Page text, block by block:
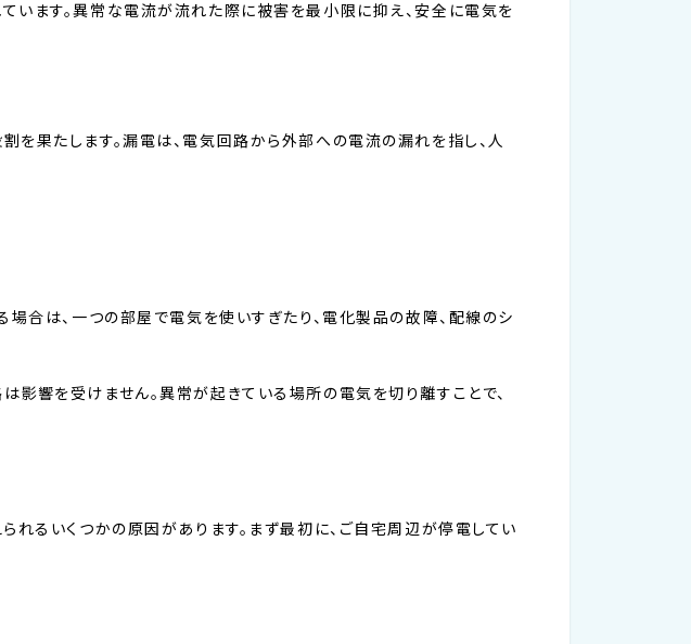
います。異常な電流が流れた際に被害を最小限に抑え、安全に電気を
果たします。漏電は、電気回路から外部への電流の漏れを指し、人
合は、一つの部屋で電気を使いすぎたり、電化製品の故障、配線のシ
響を受けません。異常が起きている場所の電気を切り離すことで、
れるいくつかの原因があります。まず最初に、ご自宅周辺が停電してい